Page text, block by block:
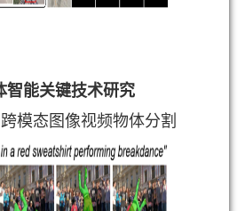
智能关键技术研究
模态图像视频物体分割